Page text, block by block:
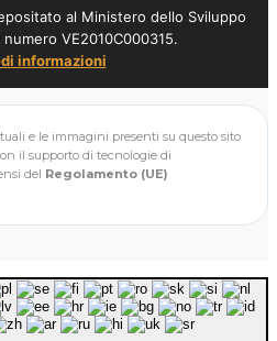
al Ministero dello Sviluppo
VE2010C000315.
informazioni
e le immagini presenti su questo sito
il supporto di tecnologie di
del Regolamento (UE)